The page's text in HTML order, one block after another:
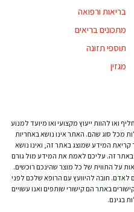
בריאות ורפואה
מתכונים בריאים
תוספי תזונה
מגזין
ואו להוות ייעוץ מקצועי ואו מיועד למנוע
מכל סוג שהם. האתר אינו נושא באחריות
המידע שמוצג באתר זה, ואינו נושא
באתר זה. עליכם לאמת את המידע מול גורם
על התווית של כל מוצר שהינכם רוכשים.
חובה להיוועץ עם הרופא שלכם לפני
באתר הם קישורי שותפים ואנו עשויים
בגינם.